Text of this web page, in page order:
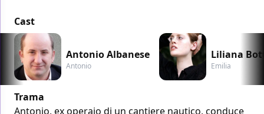
Cast
Antonio Albanese
Antonio
Liliana
Emilia
Trama
Antonio, ex operaio di un cantiere nautico, conduce